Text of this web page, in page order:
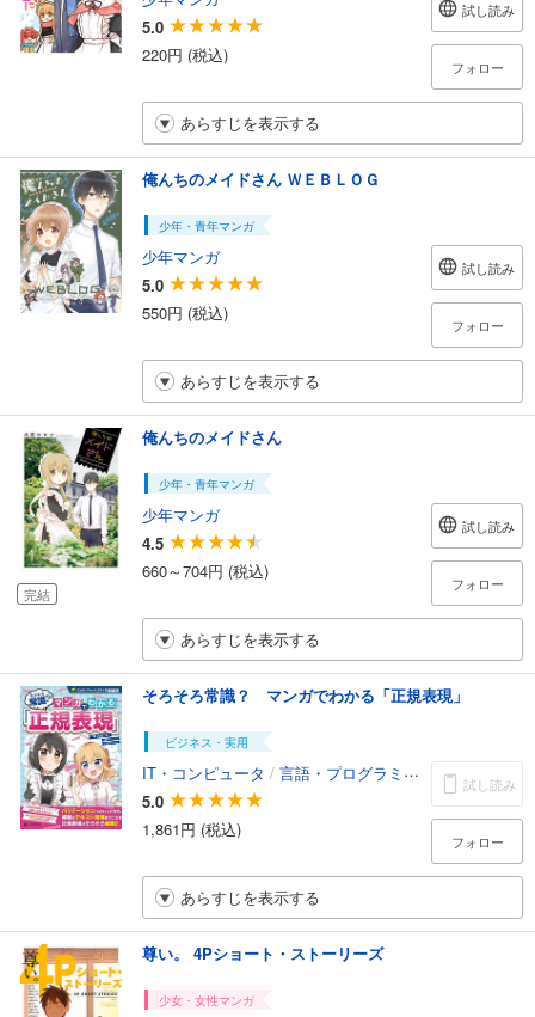
5.0
220円 (税込)
試し読み
フォロー
あらすじを表示する
俺んちのメイドさん ＷＥＢＬＯＧ
少年・青年マンガ
少年マンガ
5.0
550円 (税込)
試し読み
フォロー
あらすじを表示する
完結
俺んちのメイドさん
少年・青年マンガ
少年マンガ
4.5
660～704円 (税込)
試し読み
フォロー
あらすじを表示する
そろそろ常識？ マンガでわかる「正規表現」
ビジネス・実用
IT・コンピュータ / 言語・プログラミング
5.0
1,861円 (税込)
試し読み
フォロー
あらすじを表示する
尊い。 4Pショート・ストーリーズ
少女・女性マンガ